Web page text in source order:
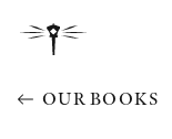
OUR BOOKS